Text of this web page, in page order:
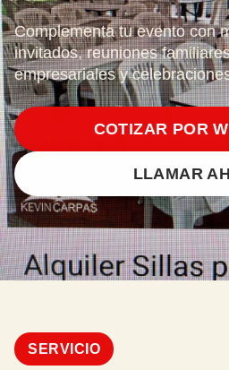
Complementa tu evento con
invitados, reuniones
empresariales y
COTIZAR POR
LLAMAR
SERVICIO